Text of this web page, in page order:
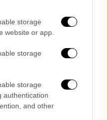
storage
website or app.
storage
storage
authentication
and other
και στο λιμάνι
ταξιδιώτες από τη
από τα
ανέβουν στο πλοίο
οχήματα
με
Ωστόσο,